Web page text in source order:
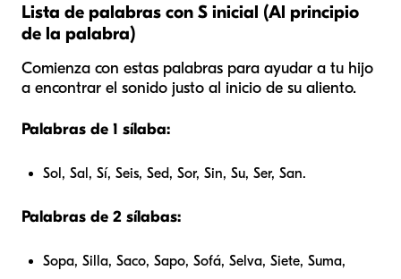
Lista de palabras con S inicial (Al principio
de la palabra)
Comienza con estas palabras para ayudar a tu hijo
a encontrar el sonido justo al inicio de su aliento.
Palabras de 1 sílaba:
Sol, Sal, Sí, Seis, Sed, Sor, Sin, Su, Ser, San.
Palabras de 2 sílabas:
Sopa, Silla, Saco, Sapo, Sofá, Selva, Siete, Suma,